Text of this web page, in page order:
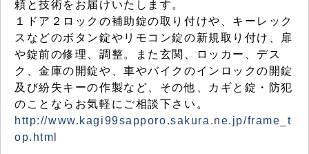
頼と技術をお届けいたします。
１ドア２ロックの補助錠の取り付けや、キーレック
スなどのボタン錠やリモコン錠の新規取り付け、扉
や錠前の修理、調整。また玄関、ロッカー、デス
ク、金庫の開錠や、車やバイクのインロックの開錠
及び紛失キーの作製など、その他、カギと錠・防犯
のことならお気軽にご相談下さい。
http://www.kagi99sapporo.sakura.ne.jp/frame_t
op.html